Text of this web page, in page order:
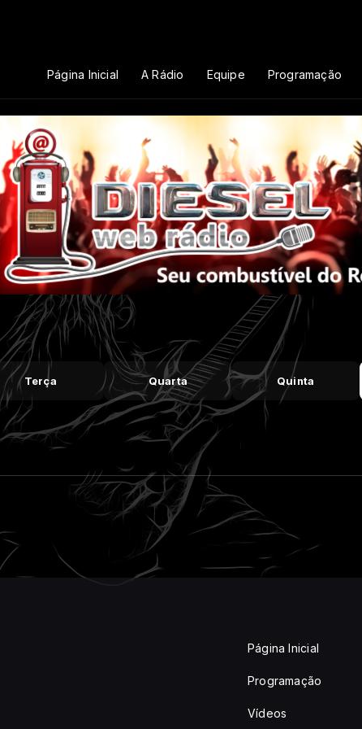
Página Inicial A Rádio Equipe Programação
Terça Quarta Quinta
Página Inicial
Programação
Vídeos